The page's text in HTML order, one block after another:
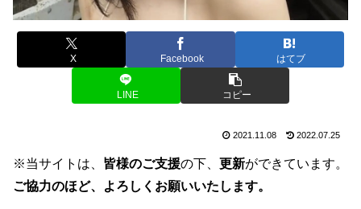
X Facebook はてブ
LINE コピー
2021.11.08 2022.07.25
※当サイトは、 皆様のご支援の下、 更新ができています。
ご協力のほど、よろしくお願いいたします。